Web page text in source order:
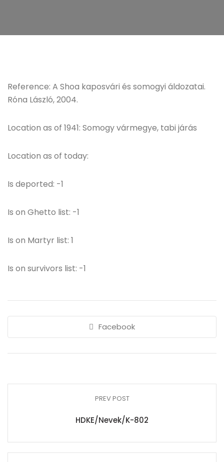
Reference: A Shoa kaposvári és somogyi áldozatai.
Róna László, 2004.
Location as of 1941: Somogy vármegye, tabi járás
Location as of today:
Is deported: -1
Is on Ghetto list: -1
Is on Martyr list: 1
Is on survivors list: -1
Facebook
PREV POST
HDKE/Nevek/K-802